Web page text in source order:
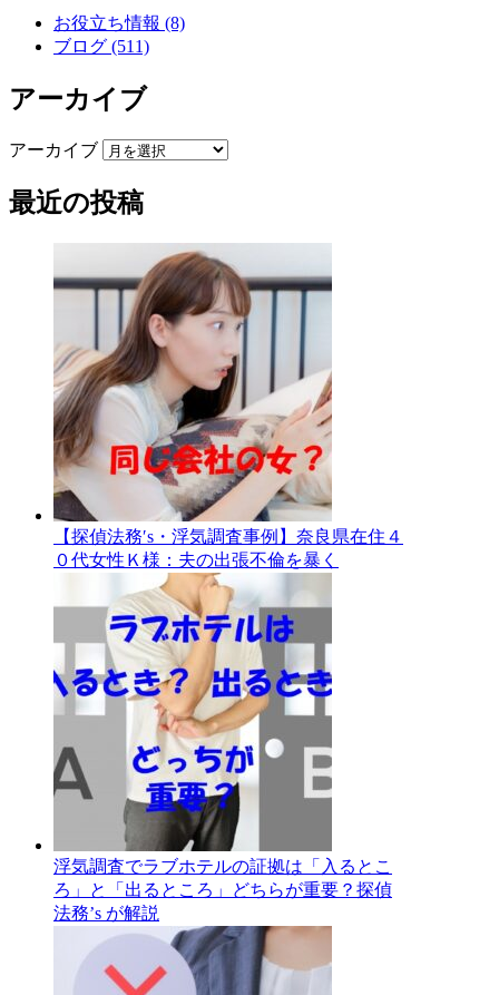
お役立ち情報 (8)
ブログ (511)
アーカイブ
アーカイブ
最近の投稿
【探偵法務′s・浮気調査事例】奈良県在住４
０代女性Ｋ様：夫の出張不倫を暴く
浮気調査でラブホテルの証拠は「入るとこ
ろ」と「出るところ」どちらが重要？探偵
法務’s が解説